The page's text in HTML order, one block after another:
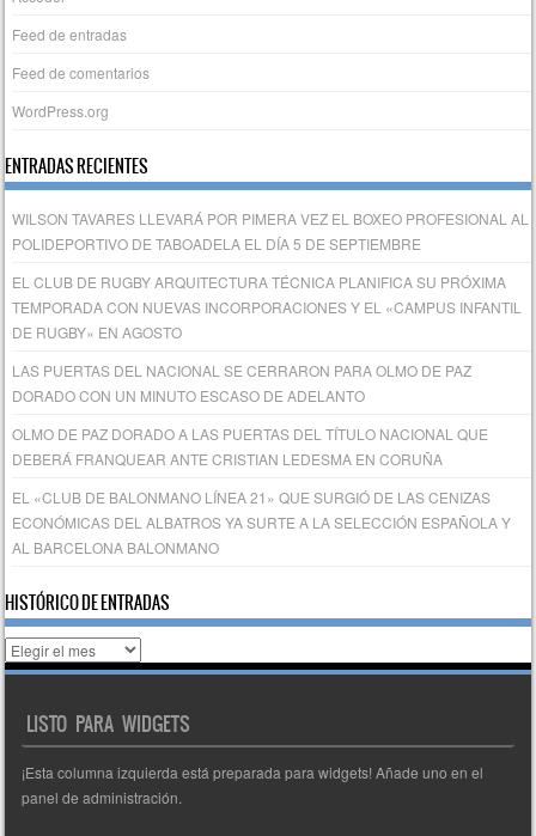
Feed de entradas
Feed de comentarios
WordPress.org
ENTRADAS RECIENTES
WILSON TAVARES LLEVARÁ POR PIMERA VEZ EL BOXEO PROFESIONAL AL
POLIDEPORTIVO DE TABOADELA EL DÍA 5 DE SEPTIEMBRE
EL CLUB DE RUGBY ARQUITECTURA TÉCNICA PLANIFICA SU PRÓXIMA
TEMPORADA CON NUEVAS INCORPORACIONES Y EL «CAMPUS INFANTIL
DE RUGBY» EN AGOSTO
LAS PUERTAS DEL NACIONAL SE CERRARON PARA OLMO DE PAZ
DORADO CON UN MINUTO ESCASO DE ADELANTO
OLMO DE PAZ DORADO A LAS PUERTAS DEL TÍTULO NACIONAL QUE
DEBERÁ FRANQUEAR ANTE CRISTIAN LEDESMA EN CORUÑA
EL «CLUB DE BALONMANO LÍNEA 21» QUE SURGIÓ DE LAS CENIZAS
ECONÓMICAS DEL ALBATROS YA SURTE A LA SELECCIÓN ESPAÑOLA Y
AL BARCELONA BALONMANO
HISTÓRICO DE ENTRADAS
Histórico
de
LISTO PARA WIDGETS
¡Esta columna izquierda está preparada para widgets! Añade uno en el
panel de administración.